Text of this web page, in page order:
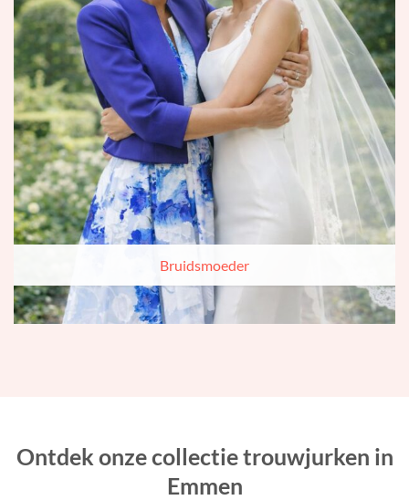
Bruidsmoeder
Ontdek onze collectie trouwjurken in
Emmen